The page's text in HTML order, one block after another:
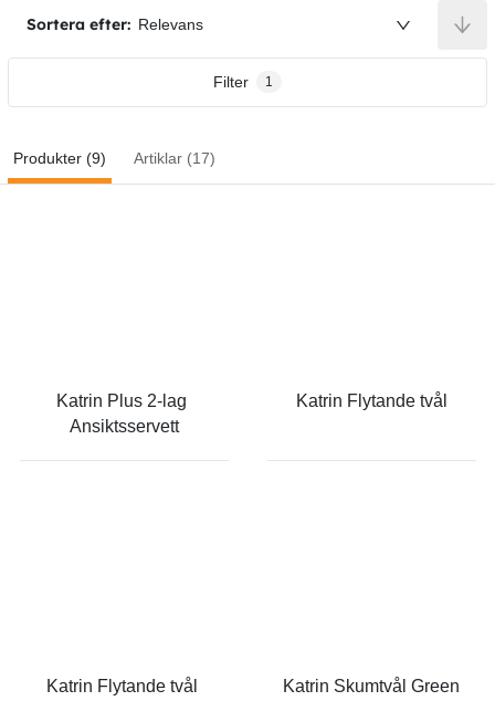
Sortera efter: Relevans
Filter 1
Produkter (9) Artiklar (17)
Katrin Plus 2-lag
Ansiktsservett
Katrin Flytande tvål
Katrin Flytande tvål
Katrin Skumtvål Green